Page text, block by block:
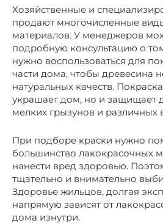
Хозяйственные и
продают многочисленные
материалов. У менеджеров
подробную консультацию о
нужно воспользоваться для
части дома, чтобы древесина
натуральных качеств.
украшает дом, но и защищает
мелких грызунов и различных
При подборе краски нужно
большинство лакокрасочных
нанести вред здоровью.
тщательно и внимательно
Здоровье жильцов, долгая
напрямую зависят от
дома изнутри.